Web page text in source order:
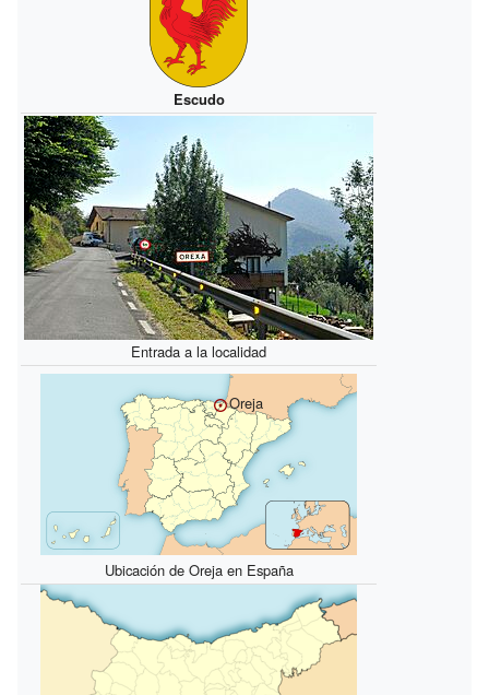
Escudo
Entrada a la localidad
Oreja
Ubicación de Oreja en España